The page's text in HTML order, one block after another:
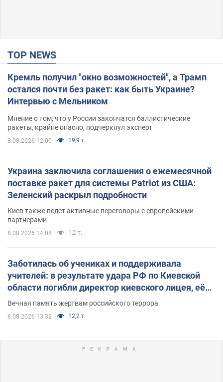
TOP NEWS
Кремль получил "окно возможностей", а Трамп
остался почти без ракет: как быть Украине?
Интервью с Мельником
Мнение о том, что у России закончатся баллистические
ракеты, крайне опасно, подчеркнул эксперт
8.08.2026 12:00 19,9 т.
Украина заключила соглашения о ежемесячной
поставке ракет для системы Patriot из США:
Зеленский раскрыл подробности
Киев также ведет активные переговоры с европейскими
партнерами
8.08.2026 14:08 1,2 т.
Заботилась об учениках и поддерживала
учителей: в результате удара РФ по Киевской
области погибли директор киевского лицея, её
муж и внук
Вечная память жертвам российского террора
8.08.2026 13:32 12,2 т.